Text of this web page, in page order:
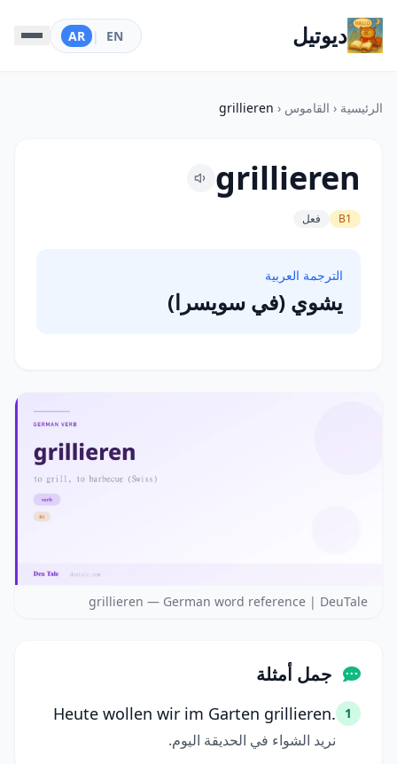
ديوتيل EN
|
AR
الرئيسية ‹ القاموس ‹
grillieren
grillieren
B1 فعل
الترجمة العربية
يشوي (في سويسرا)
grillieren — German word reference | DeuTale
جمل أمثلة
1
Heute wollen wir im Garten grillieren.
نريد الشواء في الحديقة اليوم.